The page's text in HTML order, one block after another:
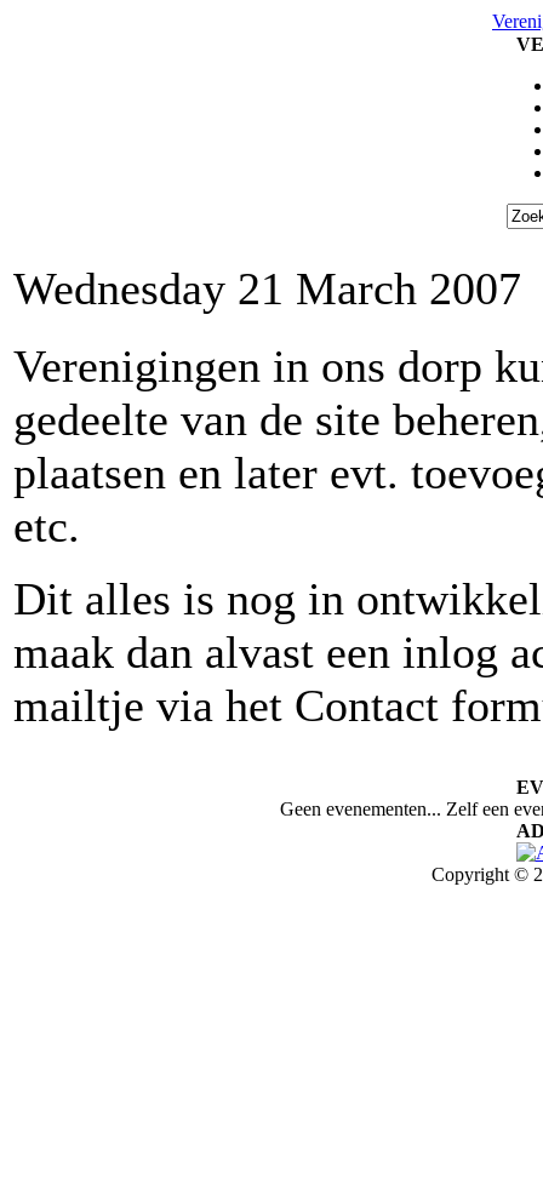
Wednesday 21 March 2007
Verenigingen in ons dorp
gedeelte van de site
plaatsen en later evt.
etc.
Dit alles is nog in
maak dan alvast een inlog
mailtje via het Contact
Geen evenementen... Zelf een
Copyright ©